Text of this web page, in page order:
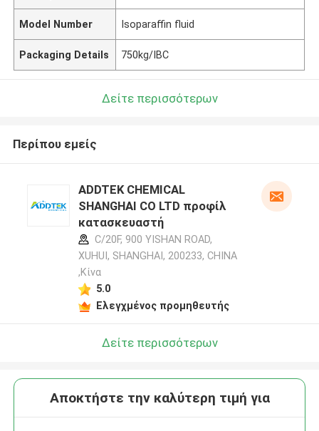
Model Number Isoparaffin fluid
Packaging Details 750kg/IBC
Δείτε περισσότερων
Περίπου εμείς
ADDTEK CHEMICAL
SHANGHAI CO LTD προφίλ
κατασκευαστή
C/20F, 900 YISHAN ROAD,
XUHUI, SHANGHAI, 200233, CHINA
,Κίνα
5.0
Ελεγχμένος προμηθευτής
Δείτε περισσότερων
Αποκτήστε την καλύτερη τιμή για